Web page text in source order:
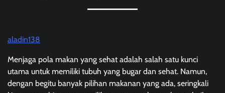
aladin138
Menjaga pola makan yang sehat adalah salah satu kunci
utama untuk memiliki tubuh yang bugar dan sehat. Namun,
dengan begitu banyak pilihan makanan yang ada, seringkali